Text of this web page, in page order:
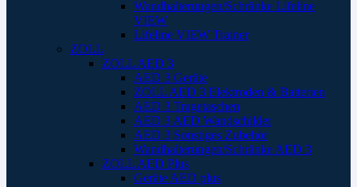
Wandhalterungen/Schränke Lifeline
VIEW
Lifeline VIEW Trainer
ZOLL
ZOLL AED 3
AED 3 Geräte
ZOLL AED 3 Elektroden & Batterien
AED 3 Tragetaschen
AED 3 AED Wandschilder
AED 3 Sonstiges Zubehör
Wandhalterungen/Schränke AED 3
ZOLL AED Plus
Geräte AED plus